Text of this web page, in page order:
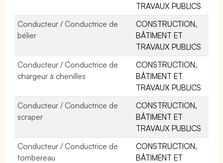
TRAVAUX PUBLICS
Conducteur / Conductrice de
bélier
CONSTRUCTION,
BÂTIMENT ET
TRAVAUX PUBLICS
Conducteur / Conductrice de
chargeur à chenilles
CONSTRUCTION,
BÂTIMENT ET
TRAVAUX PUBLICS
Conducteur / Conductrice de
scraper
CONSTRUCTION,
BÂTIMENT ET
TRAVAUX PUBLICS
Conducteur / Conductrice de
tombereau
CONSTRUCTION,
BÂTIMENT ET